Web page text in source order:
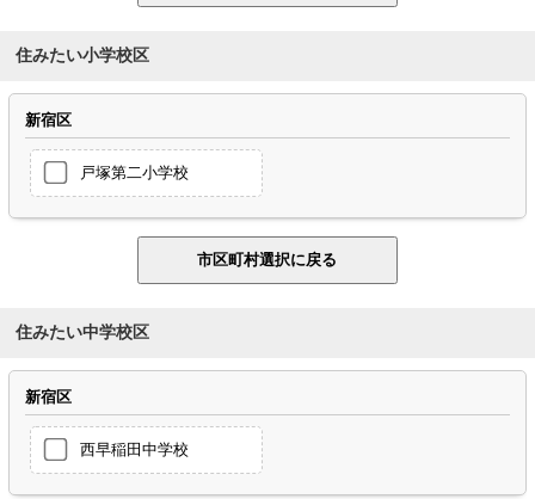
住みたい小学校区
新宿区
戸塚第二小学校
住みたい中学校区
新宿区
西早稲田中学校